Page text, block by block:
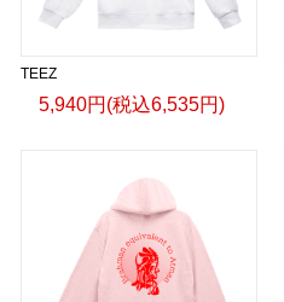
TEEZ
5,940円(税込6,535円)